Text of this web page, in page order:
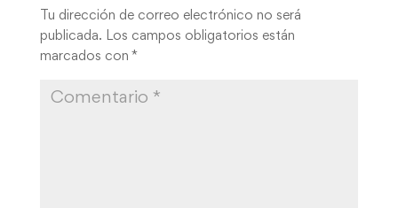
Tu dirección de correo electrónico no será
publicada. Los campos obligatorios están
marcados con *